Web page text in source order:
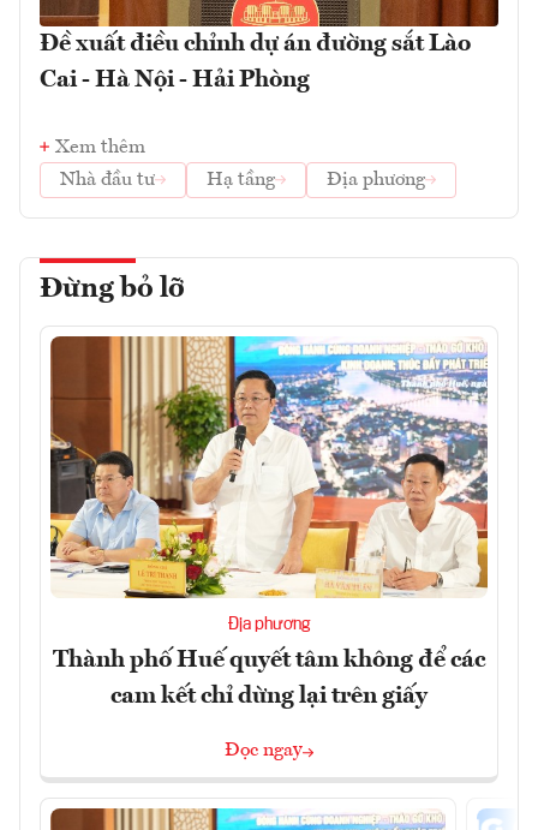
Đề xuất điều chỉnh dự án đường sắt Lào
Cai - Hà Nội - Hải Phòng
Xem thêm
Nhà đầu tư
Hạ tầng Địa phương
Đừng bỏ lỡ
Địa phương
Thành phố Huế quyết tâm không để các
cam kết chỉ dừng lại trên giấy
Đọc ngay